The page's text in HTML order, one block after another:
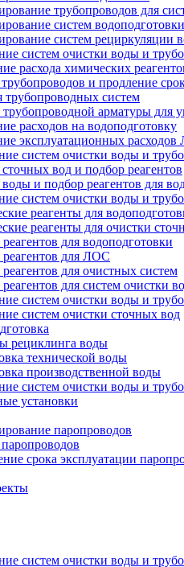
трубопроводов для
систем водоподготовки
систем рециркуляции
систем очистки воды и
расхода химических
и продление
трубопроводных систем
арматуры для
расходов на водоподготовку
эксплуатационных
систем очистки воды и
вод и подбор реагентов
и подбор реагентов для
систем очистки воды и
реагенты для
реагенты для очистки
для водоподготовки
для ЛОС
для очистных систем
для систем очистки
систем очистки воды и
систем очистки сточных вод
рециклинга воды
технической воды
производственной воды
систем очистки воды и
установки
паропроводов
срока эксплуатации
систем очистки воды и